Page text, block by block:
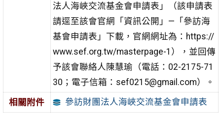
法人海峽交流基金會申請表」（該申請表
請逕至該會官網「資訊公開」—「參訪海
基會申請表」下載，官網網址為：https://
www.sef.org.tw/masterpage-1），並回傳
予該會聯絡人陳慧瑜（電話：02-2175-71
30；電子信箱：sef0215@gmail.com）。
相關附件 參訪財團法人海峽交流基金會申請表